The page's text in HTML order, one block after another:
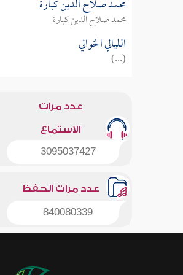
محمد صلاح الدين كبارة
محمد صلاح الدين كبارة
الليالي الخوالي
(...)
عدد مرات
الاستماع
3095037427
عدد مرات الحفظ
840080339